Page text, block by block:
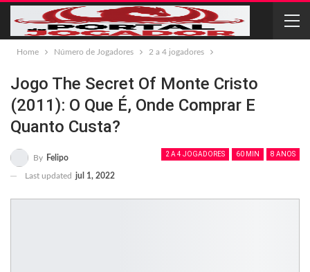
Home Número de Jogadores 2 a 4 jogadores
Jogo The Secret Of Monte Cristo
(2011): O Que É, Onde Comprar E
Quanto Custa?
2 A 4 JOGADORES 60 MIN 8 ANOS
By Felipo
Last updated jul 1, 2022